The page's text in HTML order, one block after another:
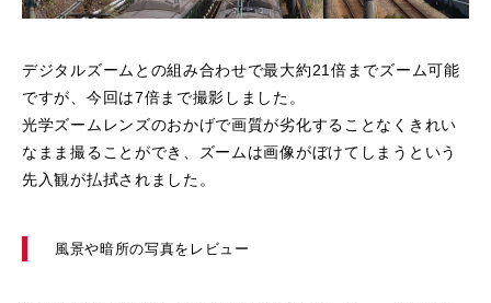
デジタルズームとの組み合わせで最大約21倍までズーム可能
ですが、今回は7倍まで撮影しました。
光学ズームレンズのおかげで画質が劣化することなくきれい
なまま撮ることができ、ズームは画像がぼけてしまうという
先入観が払拭されました。
風景や暗所の写真をレビュー